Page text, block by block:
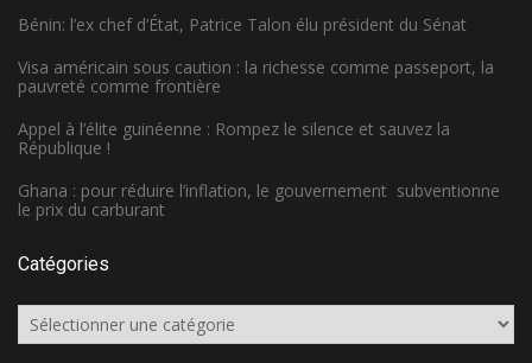
Bénin: l’ex chef d’État, Patrice Talon élu président du Sénat
Visa américain sous caution : la richesse comme passeport, la
pauvreté comme frontière
Appel à l’élite guinéenne : Rompez le silence et sauvez la
République !
Ghana : pour réduire l’inflation, le gouvernement subventionne
le prix du carburant
Catégories
Catégories